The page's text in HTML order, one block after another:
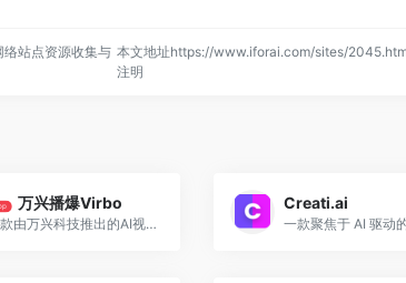
络站点资源收集与 本文地址https://www.iforai.com/sites/
注明
万兴播爆Virbo
一款由万兴科技推出的AI视频生成工具
Creati.ai